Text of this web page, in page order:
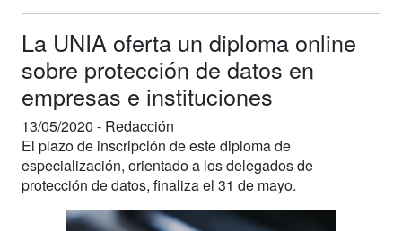
La UNIA oferta un diploma online
sobre protección de datos en
empresas e instituciones
13/05/2020 - Redacción
El plazo de inscripción de este diploma de
especialización, orientado a los delegados de
protección de datos, finaliza el 31 de mayo.